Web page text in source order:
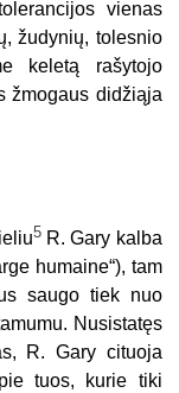
vienas
žudynių, tolesnio
keletą rašytojo
žmogaus didžiąja
5R. Gary kalba
humaine“), tam
saugo tiek nuo
Nusistatęs
R. Gary cituoja
tuos, kurie tiki